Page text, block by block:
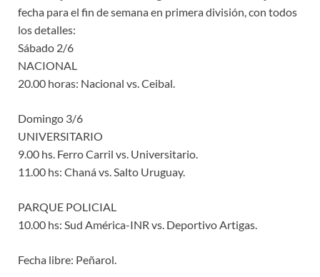
fecha para el fin de semana en primera división, con todos
los detalles:
Sábado 2/6
NACIONAL
20.00 horas: Nacional vs. Ceibal.
Domingo 3/6
UNIVERSITARIO
9.00 hs. Ferro Carril vs. Universitario.
11.00 hs: Chaná vs. Salto Uruguay.
PARQUE POLICIAL
10.00 hs: Sud América-INR vs. Deportivo Artigas.
Fecha libre: Peñarol.